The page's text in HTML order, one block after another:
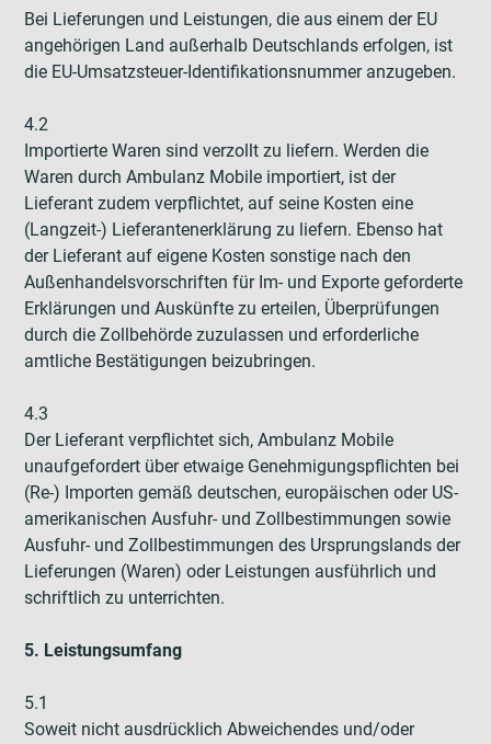
Bei Lieferungen und Leistungen, die aus einem der EU
angehörigen Land außerhalb Deutschlands erfolgen, ist
die EU-Umsatzsteuer-Identifikationsnummer anzugeben.
4.2
Importierte Waren sind verzollt zu liefern. Werden die
Waren durch Ambulanz Mobile importiert, ist der
Lieferant zudem verpflichtet, auf seine Kosten eine
(Langzeit-) Lieferantenerklärung zu liefern. Ebenso hat
der Lieferant auf eigene Kosten sonstige nach den
Außenhandelsvorschriften für Im- und Exporte geforderte
Erklärungen und Auskünfte zu erteilen, Überprüfungen
durch die Zollbehörde zuzulassen und erforderliche
amtliche Bestätigungen beizubringen.
4.3
Der Lieferant verpflichtet sich, Ambulanz Mobile
unaufgefordert über etwaige Genehmigungspflichten bei
(Re-) Importen gemäß deutschen, europäischen oder US-
amerikanischen Ausfuhr- und Zollbestimmungen sowie
Ausfuhr- und Zollbestimmungen des Ursprungslands der
Lieferungen (Waren) oder Leistungen ausführlich und
schriftlich zu unterrichten.
5. Leistungsumfang
5.1
Soweit nicht ausdrücklich Abweichendes und/oder